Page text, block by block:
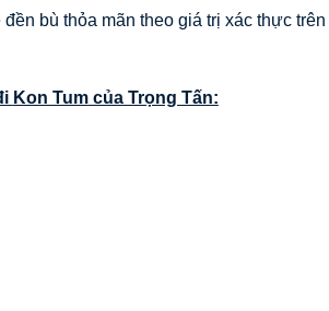
bù thỏa mãn theo giá trị xác thực trên
Kon Tumcủa Trọng Tấn: